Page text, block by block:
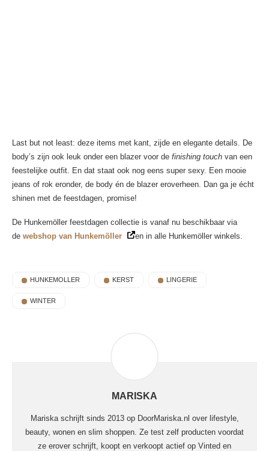
Last but not least: deze items met kant, zijde en elegante details. De
body’s zijn ook leuk onder een blazer voor de finishing touch van een
feestelijke outfit. En dat staat ook nog eens super sexy. Een mooie
jeans of rok eronder, de body én de blazer eroverheen. Dan ga je écht
shinen met de feestdagen, promise!
De Hunkemöller feestdagen collectie is vanaf nu beschikbaar via
de webshop van Hunkemöller en in alle Hunkemöller winkels.
HUNKEMOLLER KERST LINGERIE
WINTER
MARISKA
Mariska schrijft sinds 2013 op DoorMariska.nl over lifestyle,
beauty, wonen en slim shoppen. Ze test zelf producten voordat
ze erover schrijft, koopt en verkoopt actief op Vinted en